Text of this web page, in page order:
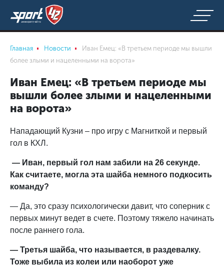
Главная Новости
Иван Емец: «В третьем периоде мы вышли
более злыми и нацеленными на ворота»
Иван Емец: «В третьем периоде мы
вышли более злыми и нацеленными
на ворота»
Нападающий Кузни – про игру с Магниткой и первый
гол в КХЛ.
— Иван, первый гол нам забили на 26 секунде.
Как считаете, могла эта шайба немного подкосить
команду?
— Да, это сразу психологически давит, что соперник с
первых минут ведет в счете. Поэтому тяжело начинать
после раннего гола.
— Третья шайба, что называется, в раздевалку.
Тоже выбила из колеи или наоборот уже